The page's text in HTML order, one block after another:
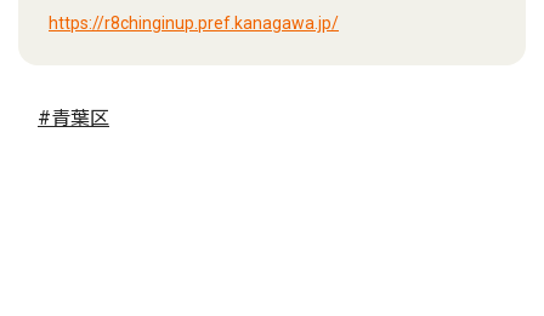
https://r8chinginup.pref.kanagawa.jp/
#青葉区